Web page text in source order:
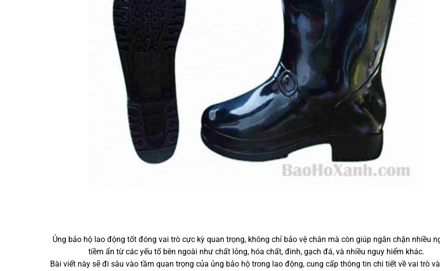
Ủng bảo hộ lao động tốt đóng vai trò cực kỳ quan trọng, không chỉ bảo vệ chân mà còn giúp ngăn chặn nhiều
tiềm ẩn từ các yếu tố bên ngoài như chất lỏng, hóa chất, đinh, gạch đá, và nhiều nguy hiểm khác.
Bài viết này sẽ đi sâu vào tầm quan trọng của ủng bảo hộ trong lao động, cung cấp thông tin chi tiết về vai trò